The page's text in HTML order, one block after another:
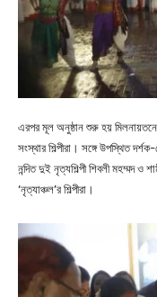
এরপর মূল অনুষ্ঠান শুরু হয়
সংস্থার শিল্পীরা। সঙ্গে উপস্থিত
নন্দিত দুই নৃত্যশিল্পী শিবলী মহম্মদ ও
‘নৃত্যাঞ্চল’র শিল্পীরা।